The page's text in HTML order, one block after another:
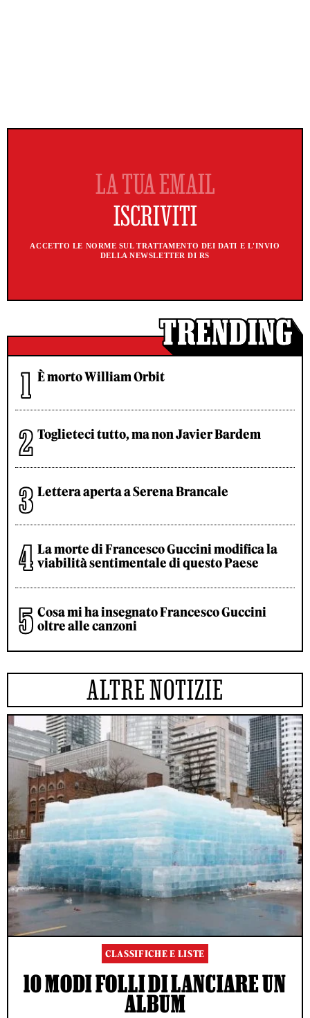
ACCETTO LE NORME SUL TRATTAMENTO DEI DATI E L'INVIO
DELLA NEWSLETTER DI RS
È morto William Orbit
Toglieteci tutto, ma non Javier Bardem
Lettera aperta a Serena Brancale
La morte di Francesco Guccini modifica la
viabilità sentimentale di questo Paese
Cosa mi ha insegnato Francesco Guccini
oltre alle canzoni
ALTRE NOTIZIE
CLASSIFICHE E LISTE
10 MODI FOLLI DI LANCIARE UN
ALBUM